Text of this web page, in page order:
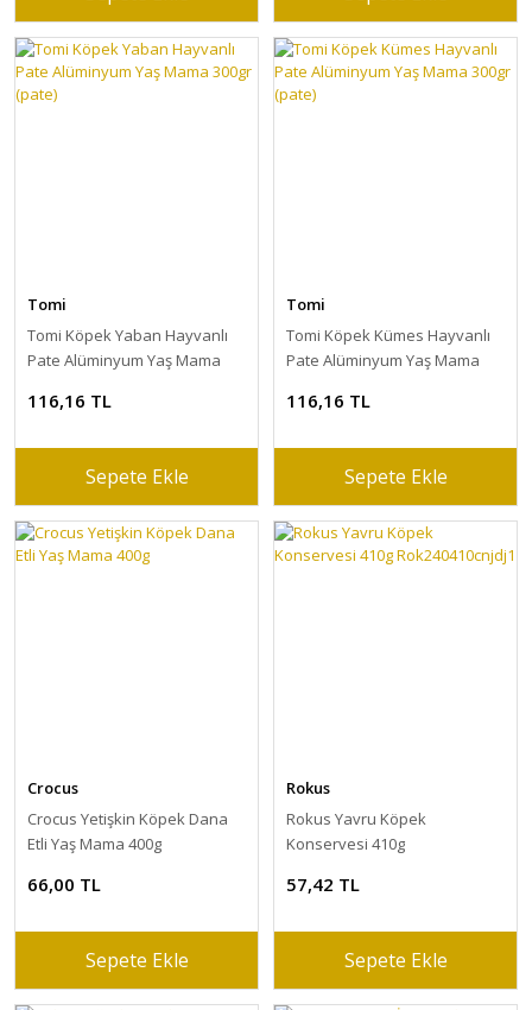
Tomi
Tomi Köpek Yaban Hayvanlı
Pate Alüminyum Yaş Mama
116,16 TL
Sepete Ekle
Tomi
Tomi Köpek Kümes Hayvanlı
Pate Alüminyum Yaş Mama
116,16 TL
Sepete Ekle
Crocus
Crocus Yetişkin Köpek Dana
Etli Yaş Mama 400g
66,00 TL
Sepete Ekle
Rokus
Rokus Yavru Köpek
Konservesi 410g
57,42 TL
Sepete Ekle